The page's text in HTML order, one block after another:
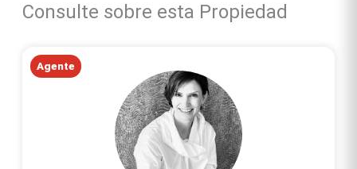
Consulte sobre esta Propiedad
Agente